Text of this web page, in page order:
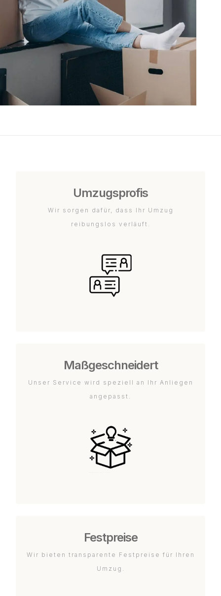
Umzugsprofis
Wir sorgen dafür, dass Ihr Umzug
reibungslos verläuft.
Maßgeschneidert
Unser Service wird speziell an Ihr Anliegen
angepasst.
Festpreise
Wir bieten transparente Festpreise für Ihren
Umzug.